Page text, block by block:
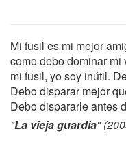
Mi fusil es mi mejor
como debo dominar
mi fusil, yo soy inútil.
Debo disparar mejor
Debo dispararle antes
"La vieja guardia"